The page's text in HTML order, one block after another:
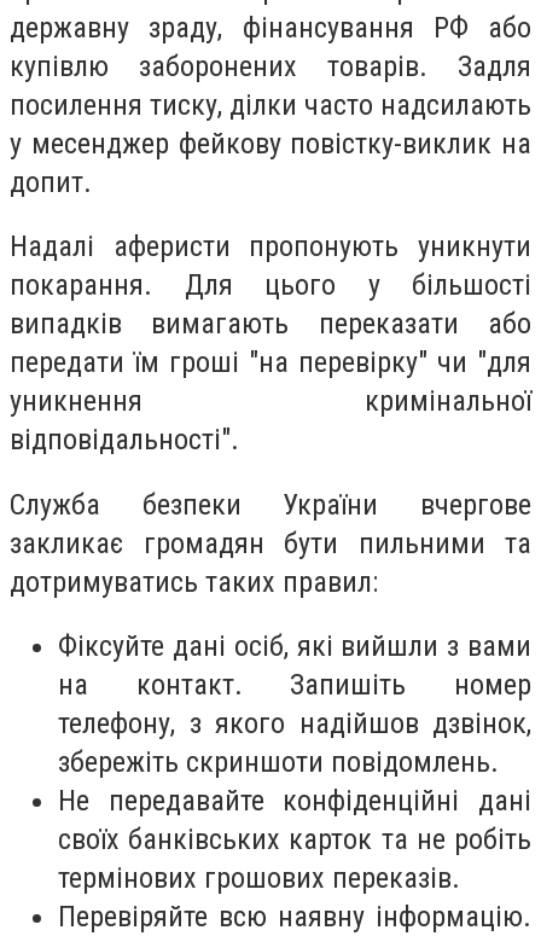
державну зраду, фінансування РФ або
купівлю заборонених товарів. Задля
посилення тиску, ділки часто надсилають
у месенджер фейкову повістку-виклик на
допит.
Надалі аферисти пропонують уникнути
покарання. Для цього у більшості
випадків вимагають переказати або
передати їм гроші "на перевірку" чи "для
уникнення кримінальної
відповідальності".
Служба безпеки України вчергове
закликає громадян бути пильними та
дотримуватись таких правил:
⁠Фіксуйте дані осіб, які вийшли з вами
на контакт. Запишіть номер
телефону, з якого надійшов дзвінок,
збережіть скриншоти повідомлень.
Не передавайте конфіденційні дані
своїх банківських карток та не робіть
термінових грошових переказів.
Перевіряйте всю наявну інформацію.